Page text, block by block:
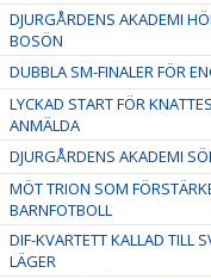
DJURGÅRDENS AKADEMI
BOSÖN
DUBBLA SM-FINALER FÖR
LYCKAD START FÖR
ANMÄLDA
DJURGÅRDENS AKADEMI
MÖT TRION SOM
BARNFOTBOLL
DIF-KVARTETT KALLAD TILL
LÄGER